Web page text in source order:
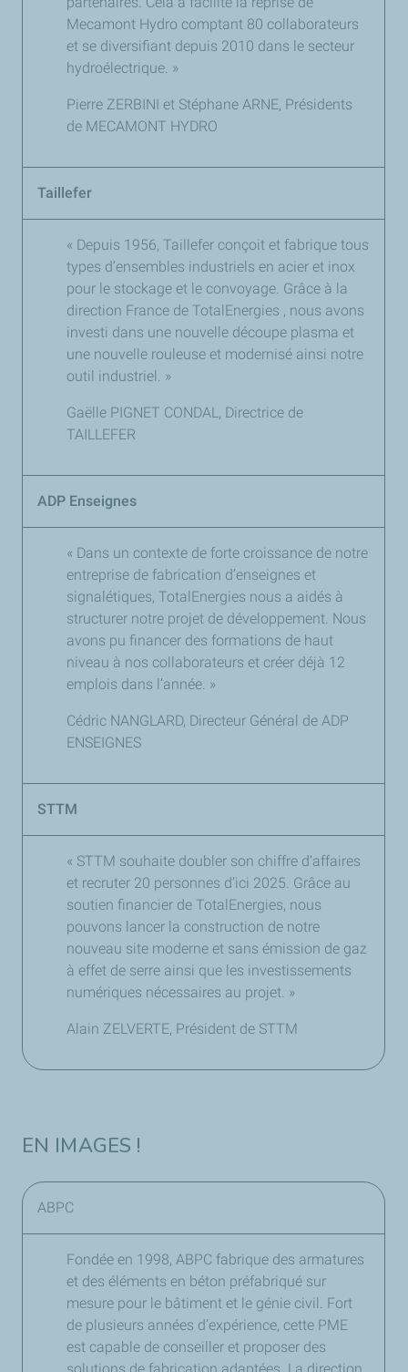
Mecamont Hydro comptant 80 collaborateurs
et se diversifiant depuis 2010 dans le secteur
hydroélectrique. »
Pierre ZERBINI et Stéphane ARNE, Présidents
de MECAMONT HYDRO
Taillefer
« Depuis 1956, Taillefer conçoit et fabrique tous
types d’ensembles industriels en acier et inox
pour le stockage et le convoyage. Grâce à la
direction France de TotalEnergies , nous avons
investi dans une nouvelle découpe plasma et
une nouvelle rouleuse et modernisé ainsi notre
outil industriel. »
Gaëlle PIGNET CONDAL, Directrice de
TAILLEFER
ADP Enseignes
« Dans un contexte de forte croissance de notre
entreprise de fabrication d’enseignes et
signalétiques, TotalEnergies nous a aidés à
structurer notre projet de développement. Nous
avons pu financer des formations de haut
niveau à nos collaborateurs et créer déjà 12
emplois dans l’année. »
Cédric NANGLARD, Directeur Général de ADP
ENSEIGNES
STTM
« STTM souhaite doubler son chiffre d’affaires
et recruter 20 personnes d’ici 2025. Grâce au
soutien financier de TotalEnergies, nous
pouvons lancer la construction de notre
nouveau site moderne et sans émission de gaz
à effet de serre ainsi que les investissements
numériques nécessaires au projet. »
Alain ZELVERTE, Président de STTM
EN IMAGES !
ABPC
Fondée en 1998, ABPC fabrique des armatures
et des éléments en béton préfabriqué sur
mesure pour le bâtiment et le génie civil. Fort
de plusieurs années d’expérience, cette PME
est capable de conseiller et proposer des